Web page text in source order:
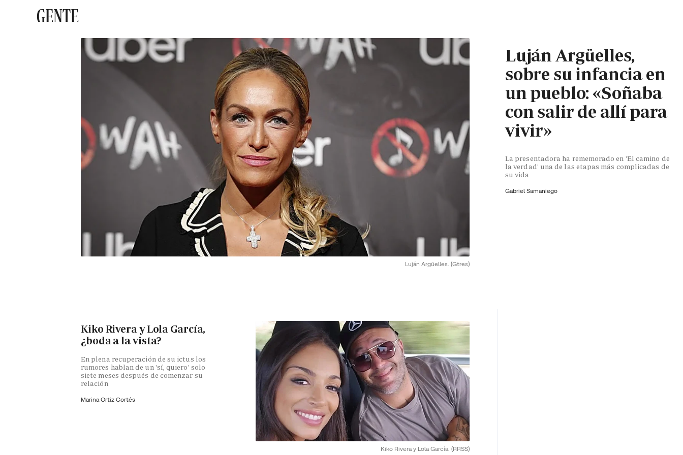
GENTE
Luján Argüelles. (Gtres)
Luján Argüelles,
sobre su infancia en
un pueblo: «Soñaba
con salir de allí para
vivir»
La presentadora ha rememorado en 'El camino de
la verdad' una de las etapas más complicadas de
su vida
Gabriel Samaniego
Kiko Rivera y Lola García. (RRSS)
Kiko Rivera y Lola García,
¿boda a la vista?
En plena recuperación de su ictus los
rumores hablan de un 'sí, quiero' solo
siete meses después de comenzar su
relación
Marina Ortiz Cortés